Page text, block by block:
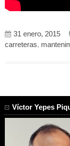
31 enero, 2015
carreteras,
Víctor Yepes